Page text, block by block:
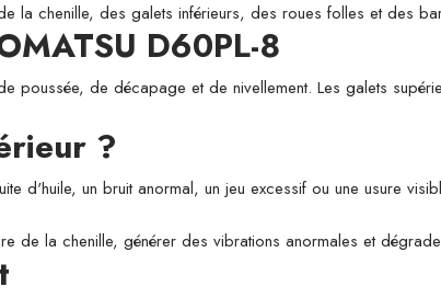
la chenille, des galets inférieurs, des roues folles et des
D60PL-8
poussée, de décapage et de nivellement. Les galets
?
d'huile, un bruit anormal, un jeu excessif ou une usure
de la chenille, générer des vibrations anormales et